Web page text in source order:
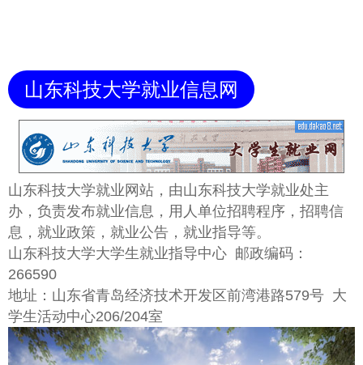
山东科技大学就业信息网
山东科技大学就业网站，由山东科技大学就业处主
办，负责发布就业信息，用人单位招聘程序，招聘信
息，就业政策，就业公告，就业指导等。
山东科技大学大学生就业指导中心 邮政编码：
266590
地址：山东省青岛经济技术开发区前湾港路579号 大
学生活动中心206/204室